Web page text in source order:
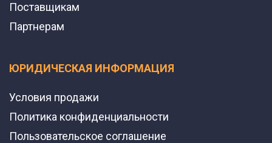
Поставщикам
Партнерам
ЮРИДИЧЕСКАЯ ИНФОРМАЦИЯ
Условия продажи
Политика конфиденциальности
Пользовательское соглашение